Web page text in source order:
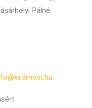
Pálné